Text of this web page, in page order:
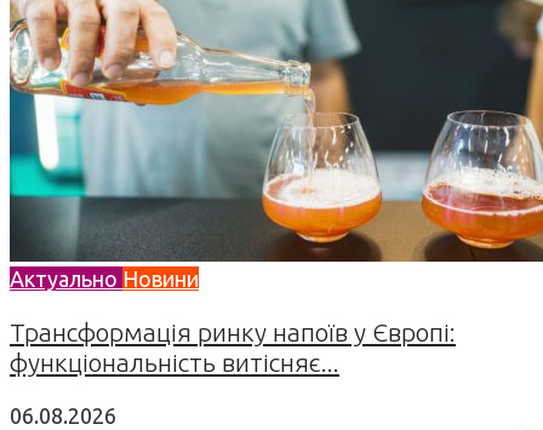
Актуально Новини
Трансформація ринку напоїв у Європі:
функціональність витісняє...
06.08.2026